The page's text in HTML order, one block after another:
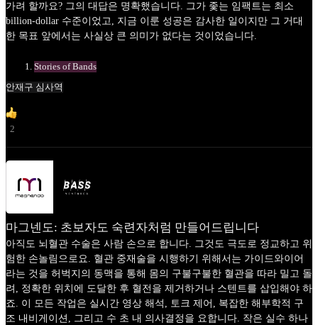
가려 할까요? 그의 대답은 명확했습니다. 그가 좇는 임팩트는 최소
billion-dollar 수준이었고, 지금 이룬 성공은 감사한 일이지만 그 거대
한 목표 앞에서는 사실상 큰 의미가 없다는 것이었습니다.
Stories of Bands
안재구 심사역
2
마그넨도: 초보자도 숙련자처럼 만들어드립니다
아직도 뇌혈관 수술은 사람 손으로 합니다. 그것도 극도로 정교하고 위
험한 손놀림으로요. 혈관 중재술을 시행하기 위해서는 가이드와이어
라는 것을 허벅지의 동맥을 통해 몸의 구불구불한 혈관을 따라 밀고 돌
려, 정확한 위치에 도달한 후 혈전을 제거하거나 스텐트를 삽입해야 하
죠. 이 모든 작업은 실시간 영상 해석, 토크 제어, 복잡한 해부학적 구
조 내비게이션, 그리고 수 초 내 의사결정을 요합니다. 작은 실수 하나